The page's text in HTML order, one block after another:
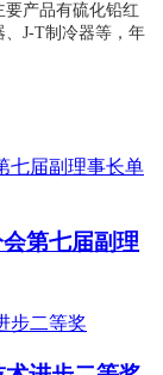
产品有硫化铅红
J-T制冷器等，年
第七届副理